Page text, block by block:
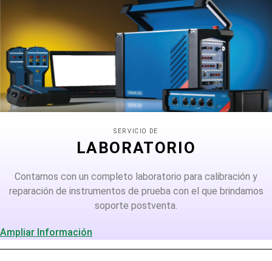
SERVICIO DE
LABORATORIO
Contamos con un completo laboratorio para calibración y
reparación de instrumentos de prueba con el que brindamos
soporte postventa.
Ampliar Información